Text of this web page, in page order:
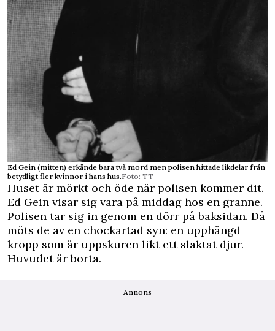
Ed Gein (mitten) erkände bara två mord men polisen hittade likdelar från
betydligt fler kvinnor i hans hus.Foto: TT
Huset är mörkt och öde när polisen kommer dit.
Ed Gein visar sig vara på middag hos en granne.
Polisen tar sig in genom en dörr på baksidan. Då
möts de av en chockartad syn: en upphängd
kropp som är uppskuren likt ett slaktat djur.
Huvudet är borta.
Annons